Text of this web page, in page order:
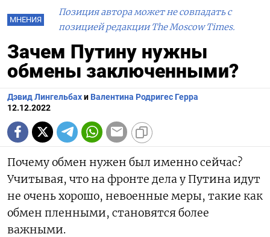
МНЕНИЯ
Позиция автора может не совпадать с
позицией редакции The Moscow Times.
Зачем Путину нужны
обмены заключенными?
Дэвид Лингельбахи Валентина Родригес Герра
12.12.2022
Почему обмен нужен был именно сейчас?
Учитывая, что на фронте дела у Путина идут
не очень хорошо, невоенные меры, такие как
обмен пленными, становятся более
важными.